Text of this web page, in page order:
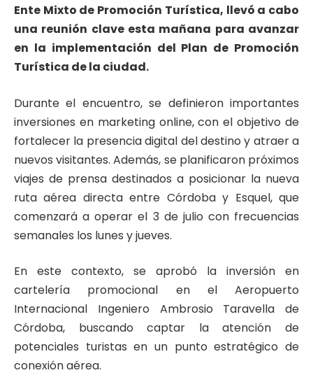
Ente Mixto de Promoción Turística, llevó a cabo
una reunión clave esta mañana para avanzar
en la implementación del Plan de Promoción
Turística de la ciudad.
Durante el encuentro, se definieron importantes
inversiones en marketing online, con el objetivo de
fortalecer la presencia digital del destino y atraer a
nuevos visitantes. Además, se planificaron próximos
viajes de prensa destinados a posicionar la nueva
ruta aérea directa entre Córdoba y Esquel, que
comenzará a operar el 3 de julio con frecuencias
semanales los lunes y jueves.
En este contexto, se aprobó la inversión en
cartelería promocional en el Aeropuerto
Internacional Ingeniero Ambrosio Taravella de
Córdoba, buscando captar la atención de
potenciales turistas en un punto estratégico de
conexión aérea.